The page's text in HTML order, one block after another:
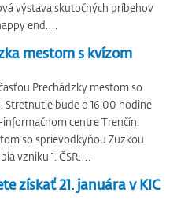
výstava skutočných príbehov
end.…
mestom s kvízom
Prechádzky mestom so
bude o 16.00 hodine
centre Trenčín.
so sprievodkyňou Zuzkou
vzniku 1. ČSR.…
získať 21. januára v KIC